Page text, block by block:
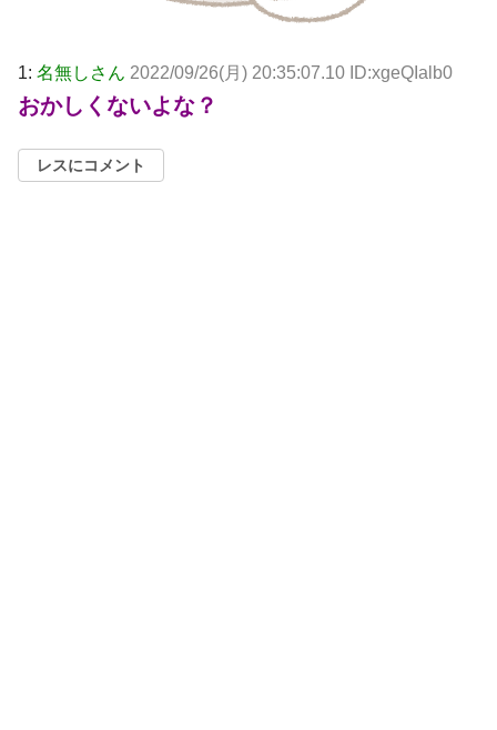
1: 名無しさん 2022/09/26(月) 20:35:07.10 ID:xgeQIalb0
おかしくないよな？
レスにコメント